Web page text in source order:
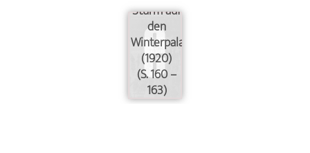
Sturm auf
den
Winterpalast
(1920)
(S. 160 –
163)